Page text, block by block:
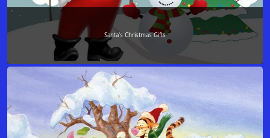
Santa's Christmas Gifts